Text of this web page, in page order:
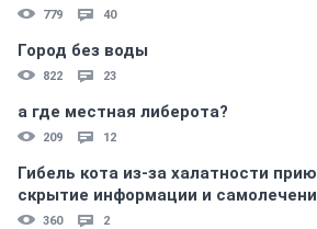
779 40
Город без воды
822 23
а где местная либерота?
209 12
Гибель кота из-за халатности
скрытиe информации и
360 2